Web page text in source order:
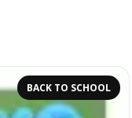
BACK TO SCHOOL